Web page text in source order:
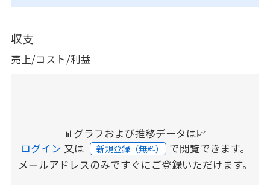
収支
売上/コスト/利益
📊グラフおよび推移データは📈
ログイン 又は 新規登録（無料） で閲覧できます。
メールアドレスのみですぐにご登録いただけます。